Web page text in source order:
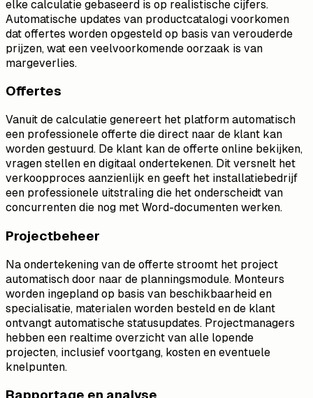
elke calculatie gebaseerd is op realistische cijfers.
Automatische updates van productcatalogi voorkomen
dat offertes worden opgesteld op basis van verouderde
prijzen, wat een veelvoorkomende oorzaak is van
margeverlies.
Offertes
Vanuit de calculatie genereert het platform automatisch
een professionele offerte die direct naar de klant kan
worden gestuurd. De klant kan de offerte online bekijken,
vragen stellen en digitaal ondertekenen. Dit versnelt het
verkoopproces aanzienlijk en geeft het installatiebedrijf
een professionele uitstraling die het onderscheidt van
concurrenten die nog met Word-documenten werken.
Projectbeheer
Na ondertekening van de offerte stroomt het project
automatisch door naar de planningsmodule. Monteurs
worden ingepland op basis van beschikbaarheid en
specialisatie, materialen worden besteld en de klant
ontvangt automatische statusupdates. Projectmanagers
hebben een realtime overzicht van alle lopende
projecten, inclusief voortgang, kosten en eventuele
knelpunten.